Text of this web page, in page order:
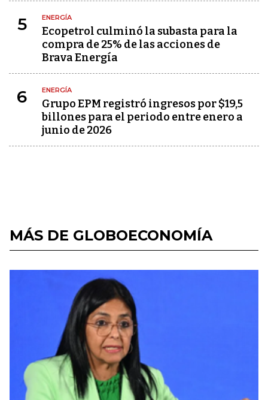
5 ENERGÍA
Ecopetrol culminó la subasta para la
compra de 25% de las acciones de
Brava Energía
6 ENERGÍA
Grupo EPM registró ingresos por $19,5
billones para el periodo entre enero a
junio de 2026
MÁS DE GLOBOECONOMÍA